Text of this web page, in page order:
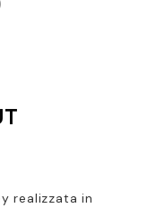
realizzata in